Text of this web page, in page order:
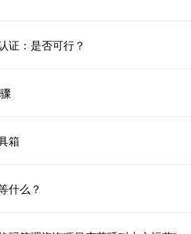
证：是否可行？
箱
什么？